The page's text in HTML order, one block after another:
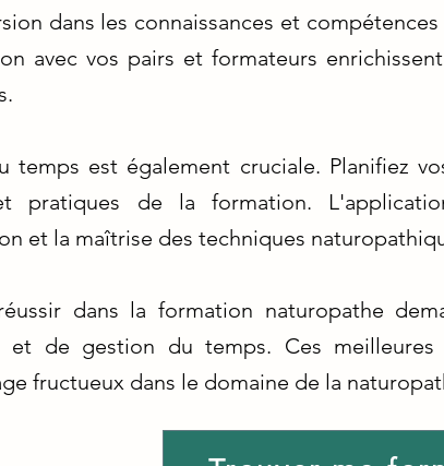
dans les connaissances et
avec vos pairs et formateurs
temps est également cruciale. Planifiez
pratiques de la formation.
et la maîtrise des techniques
dans la formation naturopathe
et de gestion du temps. Ces
fructueux dans le domaine de la